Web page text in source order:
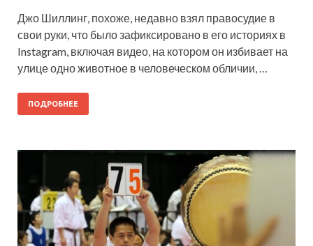
Джо Шиллинг, похоже, недавно взял правосудие в
свои руки, что было зафиксировано в его историях в
Instagram, включая видео, на котором он избивает на
улице одно животное в человеческом обличии, …
ПОДРОБНЕЕ